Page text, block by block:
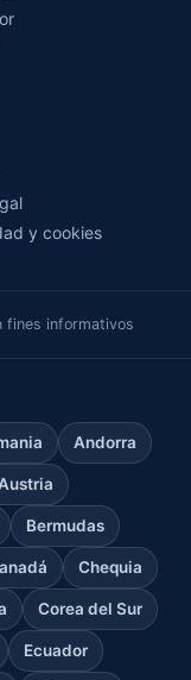
y cookies
fines informativos
Andorra
Bermudas
Chequia
Corea del Sur
Ecuador